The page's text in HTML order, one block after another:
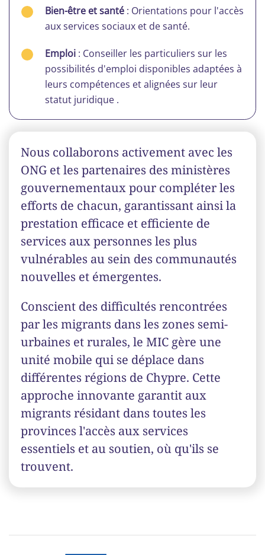
Bien-être et santé : Orientations pour l'accès
aux services sociaux et de santé.
Emploi : Conseiller les particuliers sur les
possibilités d'emploi disponibles adaptées à
leurs compétences et alignées sur leur
statut juridique .
Nous collaborons activement avec les
ONG et les partenaires des ministères
gouvernementaux pour compléter les
efforts de chacun, garantissant ainsi la
prestation efficace et efficiente de
services aux personnes les plus
vulnérables au sein des communautés
nouvelles et émergentes.
Conscient des difficultés rencontrées
par les migrants dans les zones semi-
urbaines et rurales, le MIC gère une
unité mobile qui se déplace dans
différentes régions de Chypre. Cette
approche innovante garantit aux
migrants résidant dans toutes les
provinces l'accès aux services
essentiels et au soutien, où qu'ils se
trouvent.